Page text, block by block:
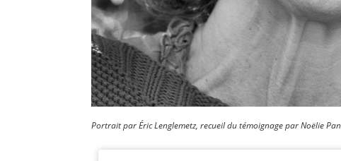
Portrait par Éric Lenglemetz, recueil du témoignage par Noëlie